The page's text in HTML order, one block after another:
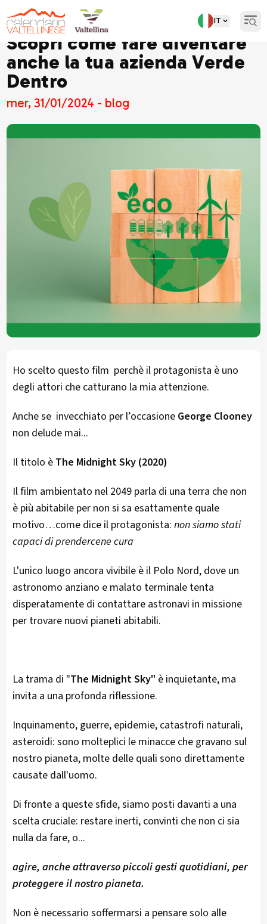
IT
Scopri come fare diventare
anche la tua azienda Verde
Dentro
mer, 31/01/2024 - blog
Ho scelto questo film perchè il protagonista è uno
degli attori che catturano la mia attenzione.
Anche se invecchiato per l’occasione George Clooney
non delude mai...
Il titolo è The Midnight Sky (2020)
Il film ambientato nel 2049 parla di una terra che non
è più abitabile per non si sa esattamente quale
motivo…come dice il protagonista: non siamo stati
capaci di prendercene cura
L'unico luogo ancora vivibile è il Polo Nord, dove un
astronomo anziano e malato terminale tenta
disperatamente di contattare astronavi in missione
per trovare nuovi pianeti abitabili.
La trama di "The Midnight Sky" è inquietante, ma
invita a una profonda riflessione.
Inquinamento, guerre, epidemie, catastrofi naturali,
asteroidi: sono molteplici le minacce che gravano sul
nostro pianeta, molte delle quali sono direttamente
causate dall'uomo.
Di fronte a queste sfide, siamo posti davanti a una
scelta cruciale: restare inerti, convinti che non ci sia
nulla da fare, o...
agire, anche attraverso piccoli gesti quotidiani, per
proteggere il nostro pianeta.
Non è necessario soffermarsi a pensare solo alle